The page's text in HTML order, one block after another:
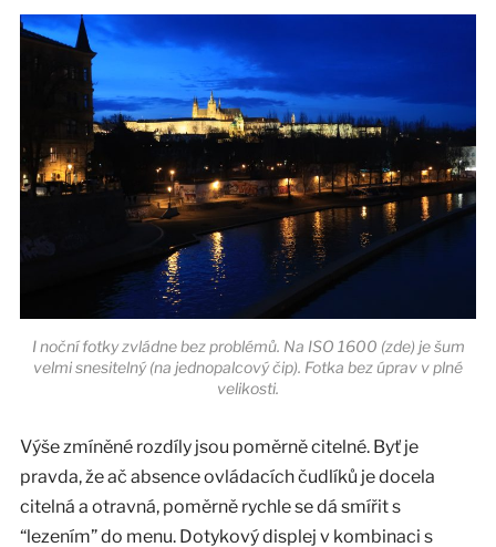
I noční fotky zvládne bez problémů. Na ISO 1600 (zde) je šum
velmi snesitelný (na jednopalcový čip). Fotka bez úprav v plné
velikosti.
Výše zmíněné rozdíly jsou poměrně citelné. Byť je
pravda, že ač absence ovládacích čudlíků je docela
citelná a otravná, poměrně rychle se dá smířit s
“lezením” do menu. Dotykový displej v kombinaci s